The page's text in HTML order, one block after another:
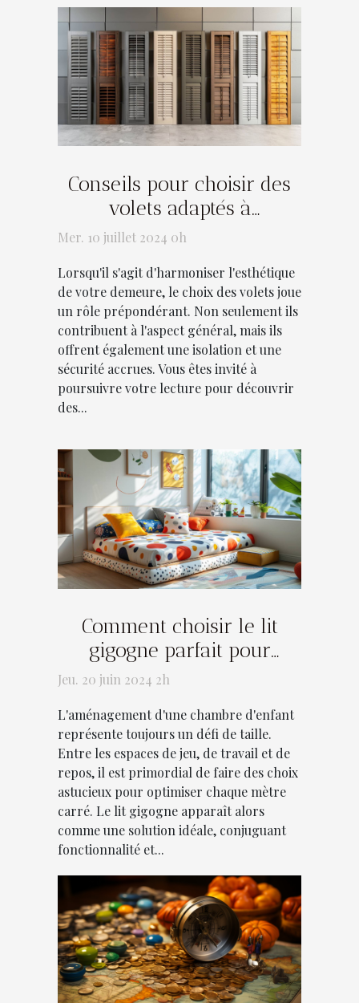
Conseils pour choisir des
volets adaptés à
l'architecture de votre
Mer. 10 juillet 2024 0h
Lorsqu'il s'agit d'harmoniser l'esthétique
de votre demeure, le choix des volets joue
un rôle prépondérant. Non seulement ils
contribuent à l'aspect général, mais ils
offrent également une isolation et une
sécurité accrues. Vous êtes invité à
poursuivre votre lecture pour découvrir
des...
Comment choisir le lit
gigogne parfait pour
optimiser l'espace dans
Jeu. 20 juin 2024 2h
L'aménagement d'une chambre d'enfant
représente toujours un défi de taille.
Entre les espaces de jeu, de travail et de
repos, il est primordial de faire des choix
astucieux pour optimiser chaque mètre
carré. Le lit gigogne apparaît alors
comme une solution idéale, conjuguant
fonctionnalité et...